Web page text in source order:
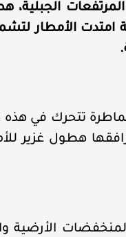
الجبلية،
امتدت الأمطار
تتحرك في هذه
هطول غزير
الأرضية